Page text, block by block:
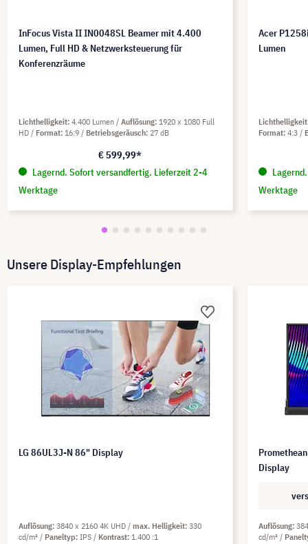
InFocus Vista II IN0048SL Beamer mit 4.400
Lumen, Full HD & Netzwerksteuerung für
Konferenzräume
Lichthelligkeit 4.400 Lumen Auflösung 1920 x 1080 Full
HD
Format 16:9 Betriebsgeräusch 27 dB
€ 599,99*
Lagernd. Sofort versandfertig. Lieferzeit 2-4
Werktage
Acer
Lumen
Lichthelligkeit
Format 4:3
Werktage
Unsere Display-Empfehlungen
LG 86UL3J-N 86" Display
Auflösung 3840 x 2160 4K UHD max. Helligkeit 330
cd/m²
Paneltyp IPS Kontrast 1.400 :1
Display
Auflösung
cd/m²